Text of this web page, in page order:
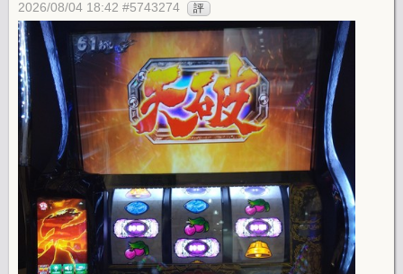
2026/08/04 18:42 #5743274 評